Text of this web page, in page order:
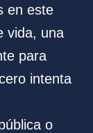
en este
vida, una
para
intenta
o